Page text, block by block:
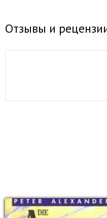
Отзывы и